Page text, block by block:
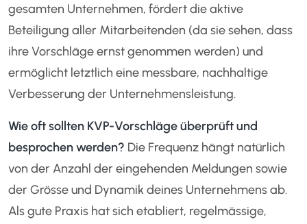
gesamten Unternehmen, fördert die aktive
Beteiligung aller Mitarbeitenden (da sie sehen, dass
ihre Vorschläge ernst genommen werden) und
ermöglicht letztlich eine messbare, nachhaltige
Verbesserung der Unternehmensleistung.
Wie oft sollten KVP-Vorschläge überprüft und
besprochen werden? Die Frequenz hängt natürlich
von der Anzahl der eingehenden Meldungen sowie
der Grösse und Dynamik deines Unternehmens ab.
Als gute Praxis hat sich etabliert, regelmässige,